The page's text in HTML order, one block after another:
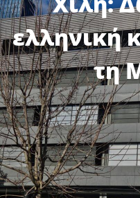
ελληνική
τη